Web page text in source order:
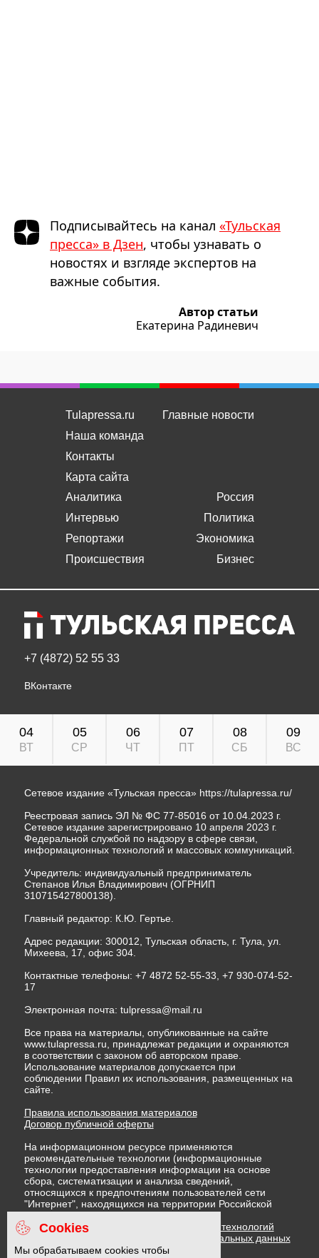
Подписывайтесь на канал «Тульская
пресса» в Дзен, чтобы узнавать о
новостях и взгляде экспертов на
важные события.
Автор статьи
Екатерина Радиневич
Tulapressa.ru
Наша команда
Контакты
Карта сайта
Главные новости
Аналитика
Интервью
Репортажи
Происшествия
Россия
Политика
Экономика
Бизнес
+7 (4872) 52 55 33
ВКонтакте
04
ВТ
05
СР
06
ЧТ
07
ПТ
08
СБ
09
ВС
Сетевое издание «Тульская пресса» https://tulapressa.ru/
Реестровая запись ЭЛ № ФС 77-85016 от 10.04.2023 г.
Сетевое издание зарегистрировано 10 апреля 2023 г.
Федеральной службой по надзору в сфере связи,
информационных технологий и массовых коммуникаций.
Учредитель: индивидуальный предприниматель
Степанов Илья Владимирович (ОГРНИП
310715427800138).
Главный редактор: К.Ю. Гертье.
Адрес редакции: 300012, Тульская область, г. Тула, ул.
Михеева, 17, офис 304.
Контактные телефоны: +7 4872 52-55-33, +7 930-074-52-
17
Электронная почта: tulpressa@mail.ru
Все права на материалы, опубликованные на сайте
www.tulapressa.ru, принадлежат редакции и охраняются
в соответствии с законом об авторском праве.
Использование материалов допускается при
соблюдении Правил их использования, размещенных на
сайте.
Правила использования материалов
Договор публичной оферты
На информационном ресурсе применяются
рекомендательные технологии (информационные
технологии предоставления информации на основе
сбора, систематизации и анализа сведений,
относящихся к предпочтениям пользователей сети
"Интернет", находящихся на территории Российской
Федерации)
Правила применения рекомендательных технологий
Политика в отношении обработки персональных данных
Политика обработки файлов cookie
Cookies
Мы обрабатываем cookies чтобы